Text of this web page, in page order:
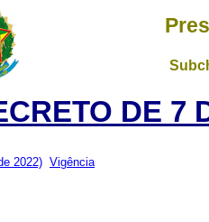
DE 7
2022) Vigência